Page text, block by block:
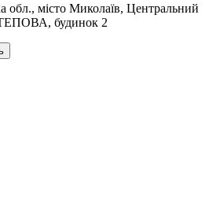
обл., місто Миколаїв, Центральний
будинок 2